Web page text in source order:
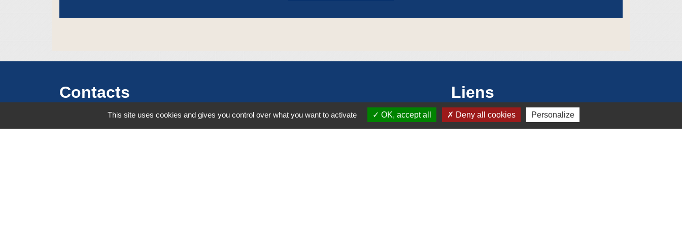
Contacts
Commune de Crêches-sur-Saône
Liens
Mâconnais Beaujolais Agglomération
This site uses cookies and gives you control over what you want to activate OK, accept all Deny all cookies Personalize